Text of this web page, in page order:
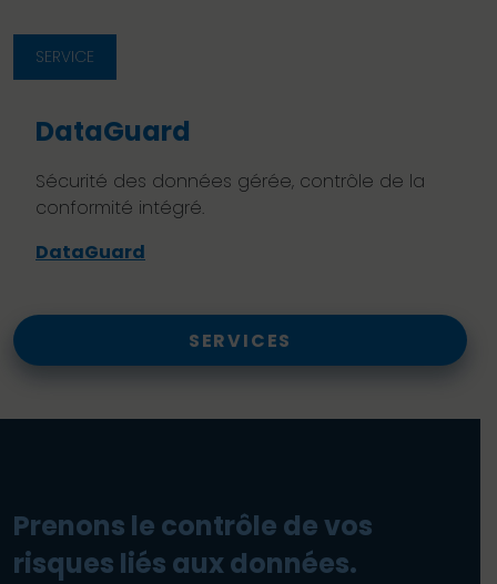
SERVICE
DataGuard
Sécurité des données gérée, contrôle de la
conformité intégré.
DataGuard
SERVICES
Prenons le contrôle de vos
risques liés aux données.